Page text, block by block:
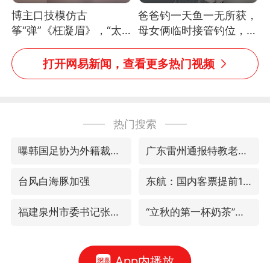
博主口技模仿古
筝“弹”《枉凝眉》，“太
像了～你是吃古筝长大的
吗？”“或将成为首位考级
不带古筝的选手。”（来
爸爸钓一天鱼一无所获，
母女俩临时接管钓位，用
玩具鱼竿钓上大鱼
打开网易新闻，查看更多热门视频
热门搜索
曝韩国足协为外籍裁判员安排色情招待 广东雷州通报特教老师招聘违规事件
台风白海豚加强 东航：国内客票提前14天免费退改
福建泉州市委书记张毅恭被查 “立秋的第一杯奶茶”又爆单了